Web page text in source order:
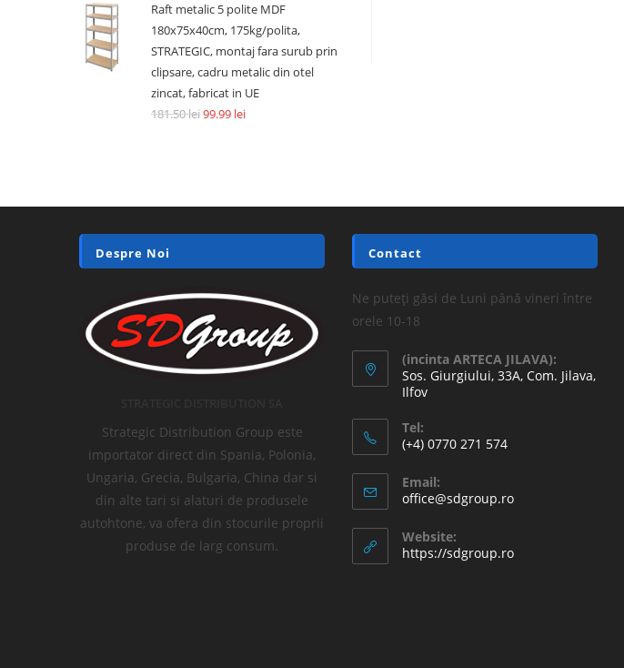
Raft metalic 5 polite MDF
180x75x40cm, 175kg/polita,
STRATEGIC, montaj fara surub prin
clipsare, cadru metalic din otel
zincat, fabricat in UE
181.50lei99.99 lei
Despre Noi
Strategic Distribution Group este
importator direct din Spania, Polonia,
Ungaria, Grecia, Bulgaria, China dar si
din alte tari si alaturi de produsele
autohtone, va ofera din stocurile proprii
produse de larg consum.
Contact
Ne puteți găsi de Luni până vineri între
orele 10-18
(incinta ARTECA JILAVA):
Sos. Giurgiului, 33A, Com. Jilava,
Ilfov
Tel:
(+4) 0770 271 574
Email:
office@sdgroup.ro
Website:
https://sdgroup.ro